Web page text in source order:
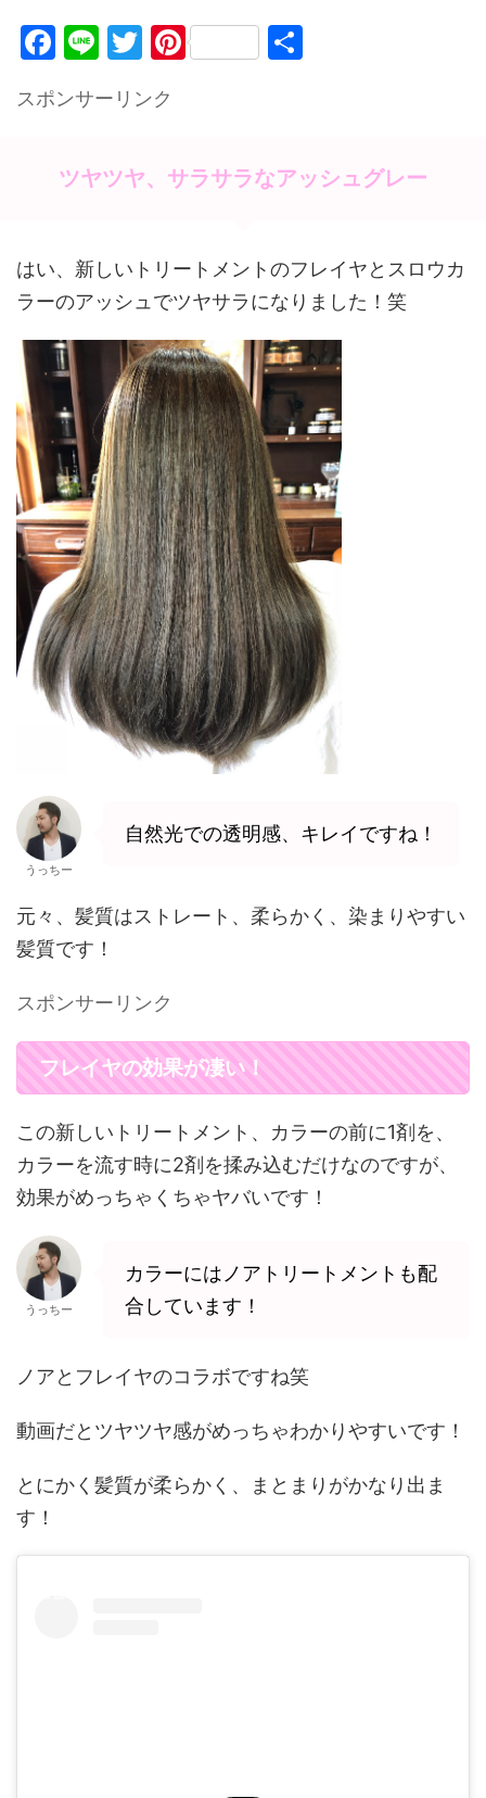
F
c
b
k
Li
e
T
itt
Pi
st
スポンサーリンク
ツヤツヤ、サラサラなアッシュグレー
はい、新しいトリートメントのフレイヤとスロウカ
ラーのアッシュでツヤサラになりました！笑
うっちー
自然光での透明感、キレイですね！
元々、髪質はストレート、柔らかく、染まりやすい
髪質です！
スポンサーリンク
フレイヤの効果が凄い！
この新しいトリートメント、カラーの前に1剤を、
カラーを流す時に2剤を揉み込むだけなのですが、
効果がめっちゃくちゃヤバいです！
うっちー
カラーにはノアトリートメントも配
合しています！
ノアとフレイヤのコラボですね笑
動画だとツヤツヤ感がめっちゃわかりやすいです！
とにかく髪質が柔らかく、まとまりがかなり出ま
す！